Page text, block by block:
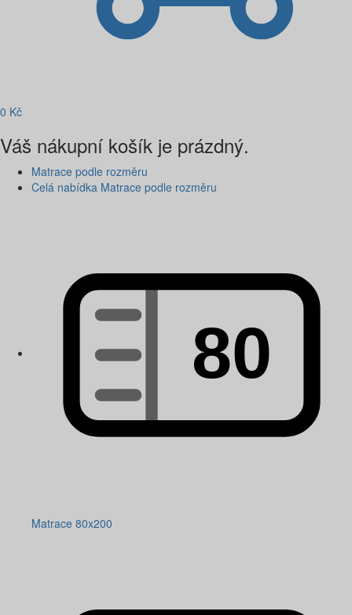
0 Kč
Váš nákupní košík je prázdný.
Matrace podle rozměru
Celá nabídka Matrace podle rozměru
Matrace 80x200